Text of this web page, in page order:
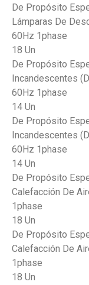
De Propósito
Lámparas De
60Hz 1phase
18 Un
De Propósito
Incandescentes
60Hz 1phase
14 Un
De Propósito
Incandescentes
60Hz 1phase
14 Un
De Propósito
Calefacción De
1phase
18 Un
De Propósito
Calefacción De
1phase
18 Un